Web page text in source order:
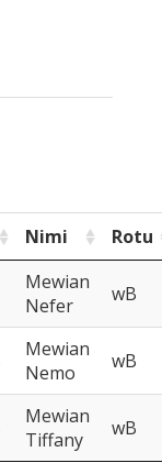
Nimi Rotu
Mewian
Nefer
wB
Mewian
Nemo
wB
Mewian
Tiffany
wB